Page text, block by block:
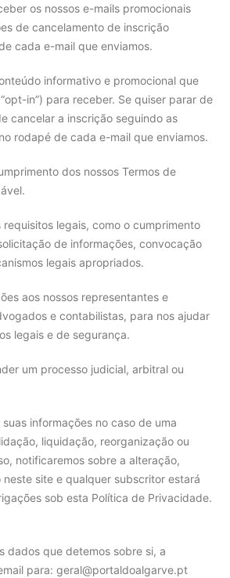
os nossos e-mails promocionais
de cancelamento de inscrição
cada e-mail que enviamos.
informativo e promocional que
in”) para receber. Se quiser parar de
cancelar a inscrição seguindo as
rodapé de cada e-mail que enviamos.
dos nossos Termos de
legais, como o cumprimento
de informações, convocação
legais apropriados.
aos nossos representantes e
e contabilistas, para nos ajudar
legais e de segurança.
um processo judicial, arbitral ou
informações no caso de uma
liquidação, reorganização ou
notificaremos sobre a alteração,
site e qualquer subscritor estará
sob esta Política de Privacidade.
dados que detemos sobre si, a
para: geral@portaldoalgarve.pt